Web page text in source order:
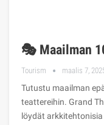
🎭 Maailman
Tourism maalis 7,
Tutustu maailman
teattereihin. Grand
löydät